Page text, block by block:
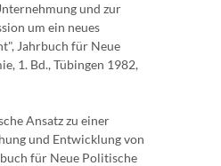
und zur
um ein neues
Jahrbuch für Neue
1. Bd., Tübingen 1982,
Ansatz zu einer
und Entwicklung von
für Neue Politische